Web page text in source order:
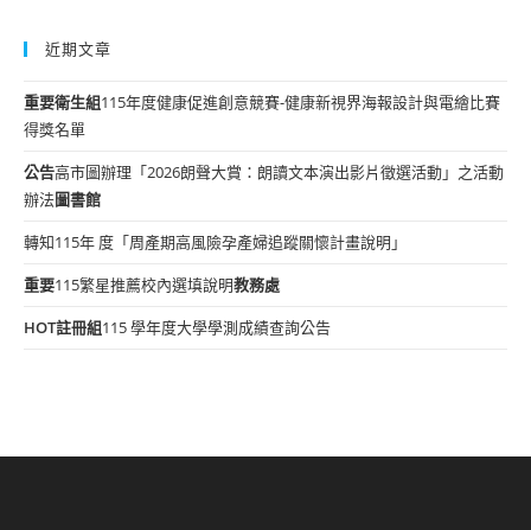
近期文章
重要衛生組115年度健康促進創意競賽-健康新視界海報設計與電繪比賽
得獎名單
公告高市圖辦理「2026朗聲大賞：朗讀文本演出影片徵選活動」之活動
辦法圖書館
轉知115年 度「周產期高風險孕產婦追蹤關懷計畫說明」
重要115繁星推薦校內選填說明教務處
HOT註冊組115 學年度大學學測成績查詢公告